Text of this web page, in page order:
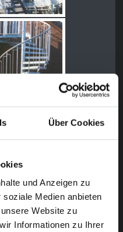
Über Cookies
und Anzeigen zu
Medien anbieten
Website zu
Informationen zu Ihrer